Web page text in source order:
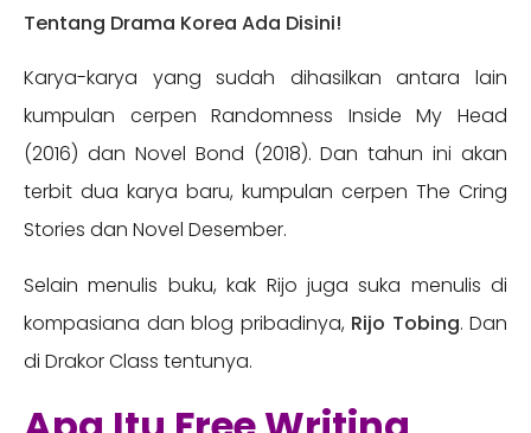
Tentang Drama Korea Ada Disini!
Karya-karya yang sudah dihasilkan antara lain
kumpulan cerpen Randomness Inside My Head
(2016) dan Novel Bond (2018). Dan tahun ini akan
terbit dua karya baru, kumpulan cerpen The Cring
Stories dan Novel Desember.
Selain menulis buku, kak Rijo juga suka menulis di
kompasiana dan blog pribadinya, Rijo Tobing. Dan
di Drakor Class tentunya.